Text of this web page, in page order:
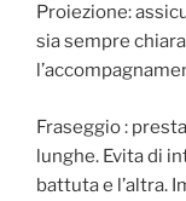
Proiezione:
sia sempre
Fraseggio :
lunghe. Evita di
battuta e l’altra.